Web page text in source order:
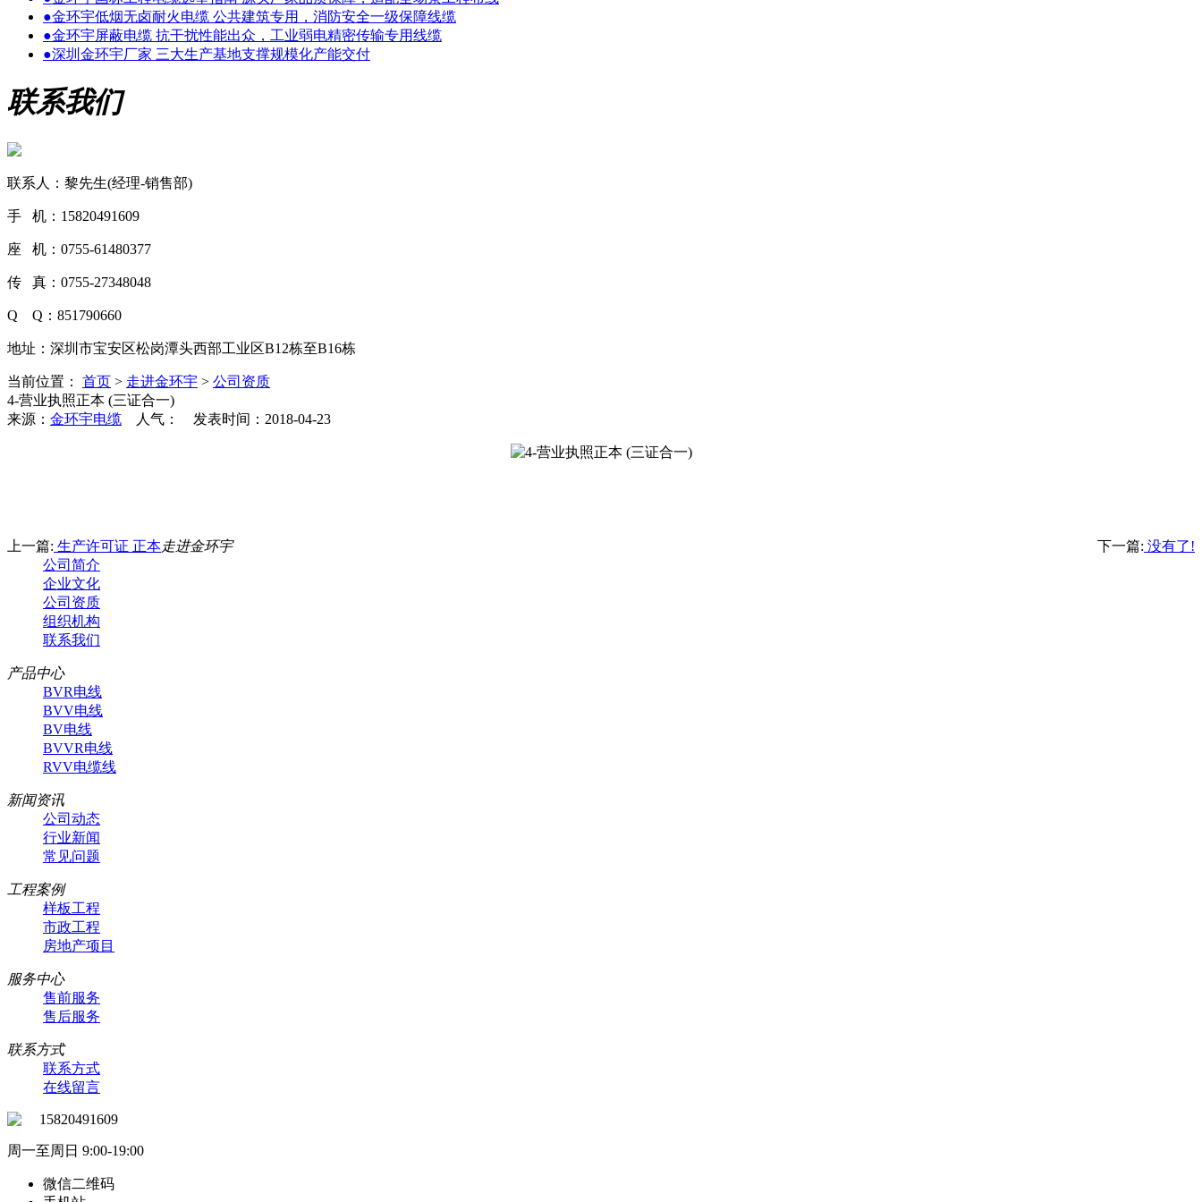
●金环宇低烟无卤耐火电缆 公共建筑专用，消防安全一级保障线缆
●金环宇屏蔽电缆 抗干扰性能出众，工业弱电精密传输专用线缆
●深圳金环宇厂家 三大生产基地支撑规模化产能交付
联系我们
联系人：黎先生(经理-销售部)
手 机：15820491609
座 机：0755-61480377
传 真：0755-27348048
Q Q：851790660
地址：深圳市宝安区松岗潭头西部工业区B12栋至B16栋
当前位置： 首页 > 走进金环宇 > 公司资质
4-营业执照正本 (三证合一)
来源： 金环宇电缆 人气： 发表时间：2018-04-23
下一篇: 没有了!
上一篇: 生产许可证 正本走进金环宇
公司简介
企业文化
公司资质
组织机构
联系我们
产品中心
BVR电线
BVV电线
BV电线
BVVR电线
RVV电缆线
新闻资讯
公司动态
行业新闻
常见问题
工程案例
样板工程
市政工程
房地产项目
服务中心
售前服务
售后服务
联系方式
联系方式
在线留言
15820491609
周一至周日 9:00-19:00
微信二维码